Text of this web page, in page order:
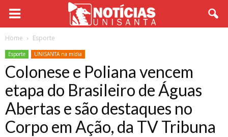
Home Esporte
Esporte UNISANTA na mídia
Colonese e Poliana vencem
etapa do Brasileiro de Águas
Abertas e são destaques no
Corpo em Ação, da TV Tribuna